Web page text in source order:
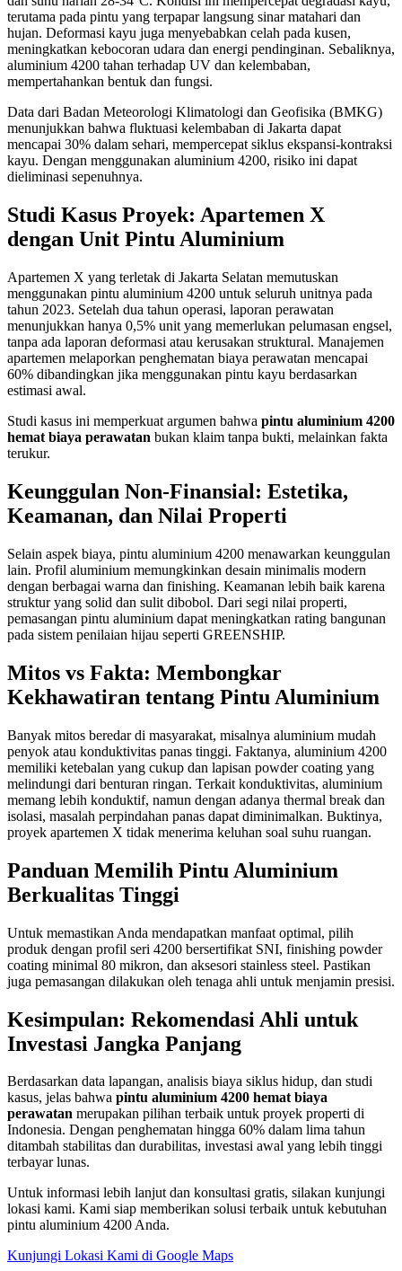
terutama pada pintu yang terpapar langsung sinar matahari dan
hujan. Deformasi kayu juga menyebabkan celah pada kusen,
meningkatkan kebocoran udara dan energi pendinginan. Sebaliknya,
aluminium 4200 tahan terhadap UV dan kelembaban,
mempertahankan bentuk dan fungsi.
Data dari Badan Meteorologi Klimatologi dan Geofisika (BMKG)
menunjukkan bahwa fluktuasi kelembaban di Jakarta dapat
mencapai 30% dalam sehari, mempercepat siklus ekspansi-kontraksi
kayu. Dengan menggunakan aluminium 4200, risiko ini dapat
dieliminasi sepenuhnya.
Studi Kasus Proyek: Apartemen X
dengan Unit Pintu Aluminium
Apartemen X yang terletak di Jakarta Selatan memutuskan
menggunakan pintu aluminium 4200 untuk seluruh unitnya pada
tahun 2023. Setelah dua tahun operasi, laporan perawatan
menunjukkan hanya 0,5% unit yang memerlukan pelumasan engsel,
tanpa ada laporan deformasi atau kerusakan struktural. Manajemen
apartemen melaporkan penghematan biaya perawatan mencapai
60% dibandingkan jika menggunakan pintu kayu berdasarkan
estimasi awal.
Studi kasus ini memperkuat argumen bahwa pintu aluminium 4200
hemat biaya perawatan bukan klaim tanpa bukti, melainkan fakta
terukur.
Keunggulan Non-Finansial: Estetika,
Keamanan, dan Nilai Properti
Selain aspek biaya, pintu aluminium 4200 menawarkan keunggulan
lain. Profil aluminium memungkinkan desain minimalis modern
dengan berbagai warna dan finishing. Keamanan lebih baik karena
struktur yang solid dan sulit dibobol. Dari segi nilai properti,
pemasangan pintu aluminium dapat meningkatkan rating bangunan
pada sistem penilaian hijau seperti GREENSHIP.
Mitos vs Fakta: Membongkar
Kekhawatiran tentang Pintu Aluminium
Banyak mitos beredar di masyarakat, misalnya aluminium mudah
penyok atau konduktivitas panas tinggi. Faktanya, aluminium 4200
memiliki ketebalan yang cukup dan lapisan powder coating yang
melindungi dari benturan ringan. Terkait konduktivitas, aluminium
memang lebih konduktif, namun dengan adanya thermal break dan
isolasi, masalah perpindahan panas dapat diminimalkan. Buktinya,
proyek apartemen X tidak menerima keluhan soal suhu ruangan.
Panduan Memilih Pintu Aluminium
Berkualitas Tinggi
Untuk memastikan Anda mendapatkan manfaat optimal, pilih
produk dengan profil seri 4200 bersertifikat SNI, finishing powder
coating minimal 80 mikron, dan aksesori stainless steel. Pastikan
juga pemasangan dilakukan oleh tenaga ahli untuk menjamin presisi.
Kesimpulan: Rekomendasi Ahli untuk
Investasi Jangka Panjang
Berdasarkan data lapangan, analisis biaya siklus hidup, dan studi
kasus, jelas bahwa pintu aluminium 4200 hemat biaya
perawatan merupakan pilihan terbaik untuk proyek properti di
Indonesia. Dengan penghematan hingga 60% dalam lima tahun
ditambah stabilitas dan durabilitas, investasi awal yang lebih tinggi
terbayar lunas.
Untuk informasi lebih lanjut dan konsultasi gratis, silakan kunjungi
lokasi kami. Kami siap memberikan solusi terbaik untuk kebutuhan
pintu aluminium 4200 Anda.
Kunjungi Lokasi Kami di Google Maps